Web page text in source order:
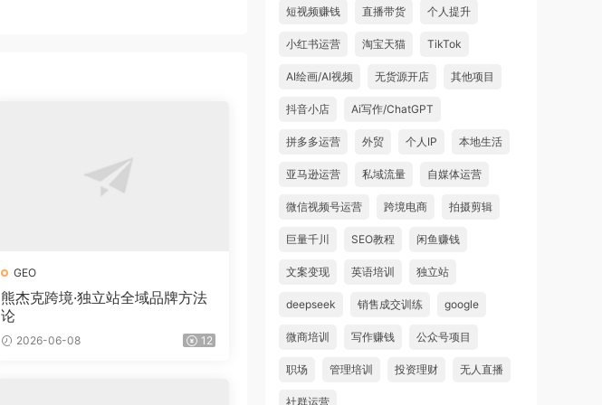
GEO
熊杰克跨境·独立站全域品牌方法
论
2026-06-08 12
短视频赚钱 直播带货 个人提升
小红书运营 淘宝天猫 TikTok
AI绘画/AI视频 无货源开店 其他项目
抖音小店 Ai写作/ChatGPT
拼多多运营 外贸 个人IP 本地生活
亚马逊运营 私域流量 自媒体运营
微信视频号运营 跨境电商 拍摄剪辑
巨量千川 SEO教程 闲鱼赚钱
文案变现 英语培训 独立站
deepseek 销售成交训练 google
微商培训 写作赚钱 公众号项目
职场 管理培训 投资理财 无人直播
社群运营